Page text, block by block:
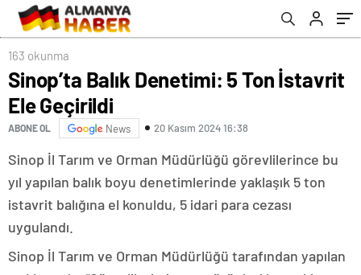
163 okunma
Sinop’ta Balık Denetimi: 5 Ton İstavrit
Ele Geçirildi
ABONE OL News 20 Kasım 2024 16:38
Sinop İl Tarım ve Orman Müdürlüğü görevlilerince bu
yıl yapılan balık boyu denetimlerinde yaklaşık 5 ton
istavrit balığına el konuldu, 5 idari para cezası
uygulandı.
Sinop İl Tarım ve Orman Müdürlüğü tarafından yapılan